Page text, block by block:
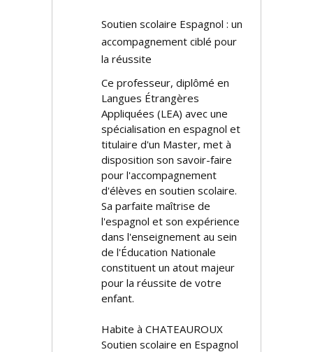
Soutien scolaire Espagnol : un
accompagnement ciblé pour
la réussite
Ce professeur, diplômé en
Langues Étrangères
Appliquées (LEA) avec une
spécialisation en espagnol et
titulaire d'un Master, met à
disposition son savoir-faire
pour l'accompagnement
d'élèves en soutien scolaire.
Sa parfaite maîtrise de
l'espagnol et son expérience
dans l'enseignement au sein
de l'Éducation Nationale
constituent un atout majeur
pour la réussite de votre
enfant.
Habite à CHATEAUROUX
Soutien scolaire en Espagnol